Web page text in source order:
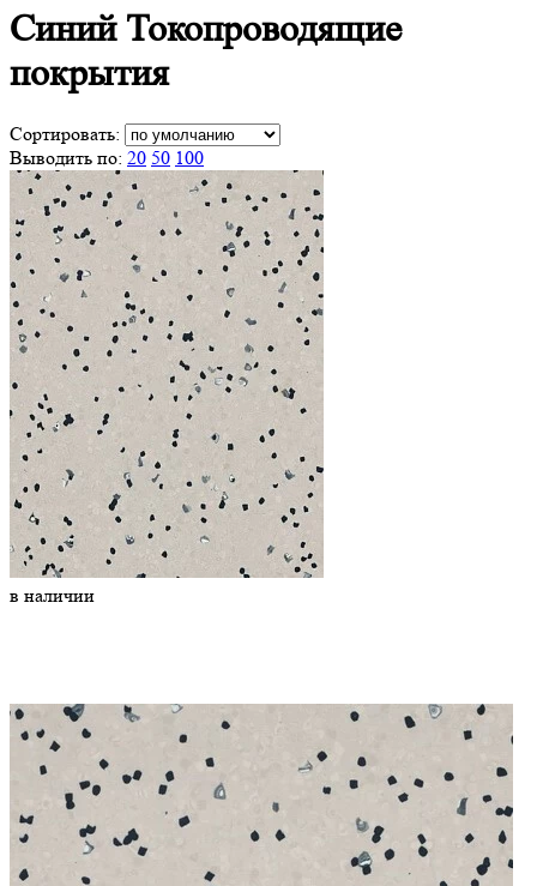
Синий Токопроводящие
покрытия
Сортировать:
Выводить по: 20 50 100
в наличии